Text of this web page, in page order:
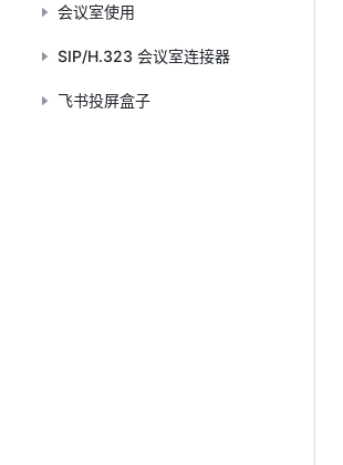
会议室使用
SIP/H.323 会议室连接器
飞书投屏盒子